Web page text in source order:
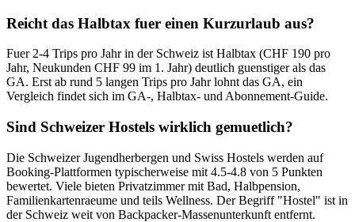
Reicht das Halbtax fuer einen Kurzurlaub aus?
Fuer 2-4 Trips pro Jahr in der Schweiz ist Halbtax (CHF 190 pro
Jahr, Neukunden CHF 99 im 1. Jahr) deutlich guenstiger als das
GA. Erst ab rund 5 langen Trips pro Jahr lohnt das GA, ein
Vergleich findet sich im GA-, Halbtax- und Abonnement-Guide.
Sind Schweizer Hostels wirklich gemuetlich?
Die Schweizer Jugendherbergen und Swiss Hostels werden auf
Booking-Plattformen typischerweise mit 4.5-4.8 von 5 Punkten
bewertet. Viele bieten Privatzimmer mit Bad, Halbpension,
Familienkartenraeume und teils Wellness. Der Begriff "Hostel" ist in
der Schweiz weit von Backpacker-Massenunterkunft entfernt.